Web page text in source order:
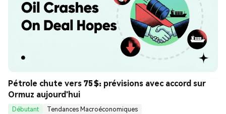
Pétrole chute vers 75 $: prévisions avec accord sur
Ormuz aujourd'hui
Débutant
Tendances Macroéconomiques